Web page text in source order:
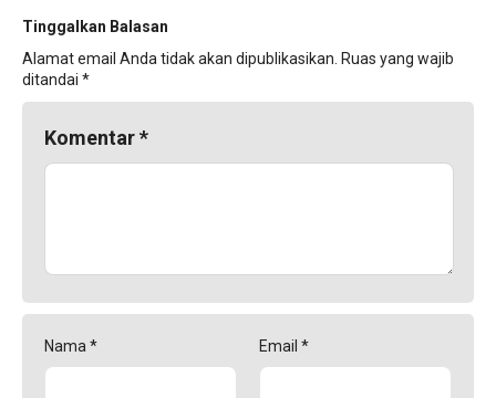
Tinggalkan Balasan
Alamat email Anda tidak akan dipublikasikan. Ruas yang wajib
ditandai *
Komentar*
Nama* Email *